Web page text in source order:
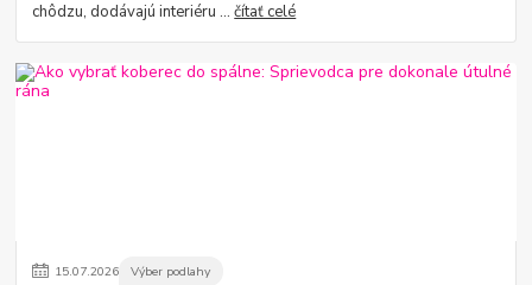
chôdzu, dodávajú interiéru ...čítať celé
15.07.2026 Výber podlahy